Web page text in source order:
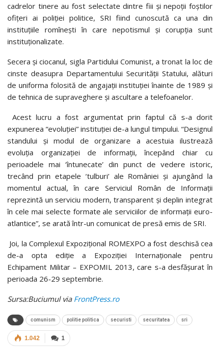
cadrelor tinere au fost selectate dintre fiii și nepoții foștilor
ofițeri ai poliției politice, SRI fiind cunoscută ca una din
instituțiile romînești în care nepotismul și corupția sunt
instituționalizate.
Secera şi ciocanul, sigla Partidului Comunist, a tronat la loc de
cinste deasupra Departamentului Securităţii Statului, alături
de uniforma folosită de angajaţii instituţiei înainte de 1989 şi
de tehnica de supraveghere şi ascultare a telefoanelor.
Acest lucru a fost argumentat prin faptul că s-a dorit
expunerea “evoluţiei” instituţiei de-a lungul timpului. “Designul
standului şi modul de organizare a acestuia ilustrează
evoluţia organizaţiei de informaţii, începând chiar cu
perioadele mai ‘întunecate’ din punct de vedere istoric,
trecând prin etapele ‘tulburi’ ale României şi ajungând la
momentul actual, în care Serviciul Român de Informaţii
reprezintă un serviciu modern, transparent şi deplin integrat
în cele mai selecte formate ale serviciilor de informaţii euro-
atlantice”, se arată într-un comunicat de presă emis de SRI.
Joi, la Complexul Expoziţional ROMEXPO a fost deschisă cea
de-a opta ediţie a Expoziţiei Internaţionale pentru
Echipament Militar – EXPOMIL 2013, care s-a desfăşurat în
perioada 26-29 septembrie.
Sursa:Buciumul viaFrontPress.ro
comunism politie politica securisti securitatea sri
1
1.042